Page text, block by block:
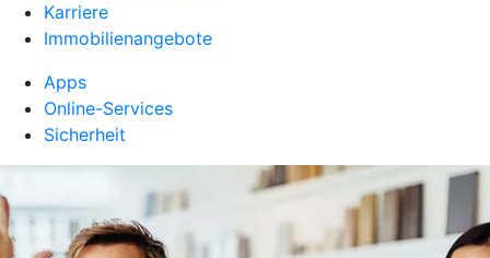
Karriere
Immobilienangebote
Apps
Online-Services
Sicherheit